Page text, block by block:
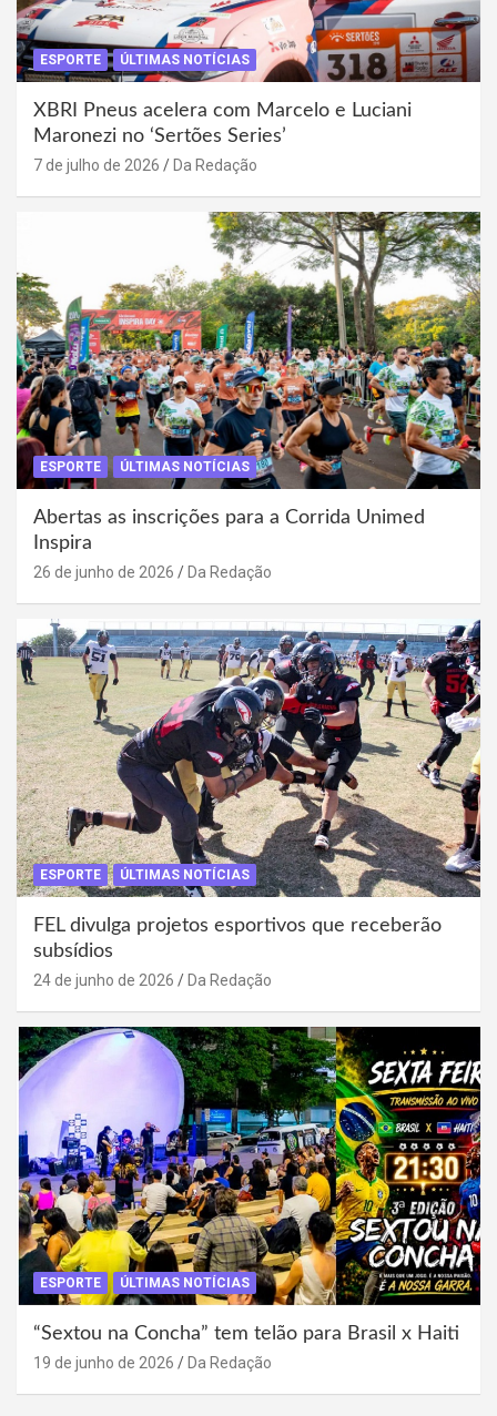
ESPORTE ÚLTIMAS NOTÍCIAS
XBRI Pneus acelera com Marcelo e Luciani
Maronezi no ‘Sertões Series’
7 de julho de 2026 Da Redação
ESPORTE ÚLTIMAS NOTÍCIAS
Abertas as inscrições para a Corrida Unimed
Inspira
26 de junho de 2026 Da Redação
ESPORTE ÚLTIMAS NOTÍCIAS
FEL divulga projetos esportivos que receberão
subsídios
24 de junho de 2026 Da Redação
ESPORTE ÚLTIMAS NOTÍCIAS
“Sextou na Concha” tem telão para Brasil x Haiti
19 de junho de 2026 Da Redação